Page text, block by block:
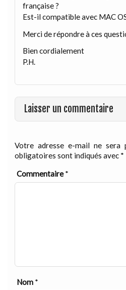
française ?
Est-il compatible avec MAC
Merci de répondre à ces
Bien cordialement
P.H.
Laisser un commentaire
Votre adresse e-mail ne sera
obligatoires sont indiqués avec *
Commentaire*
Nom *